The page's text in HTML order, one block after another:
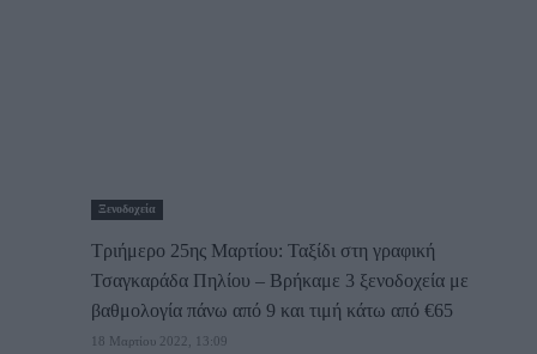
Ξενοδοχεία
Τριήμερο 25ης Μαρτίου: Ταξίδι στη γραφική
Τσαγκαράδα Πηλίου – Βρήκαμε 3 ξενοδοχεία με
βαθμολογία πάνω από 9 και τιμή κάτω από €65
18 Μαρτίου 2022, 13:09